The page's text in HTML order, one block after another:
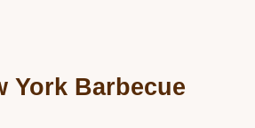
York Barbecue